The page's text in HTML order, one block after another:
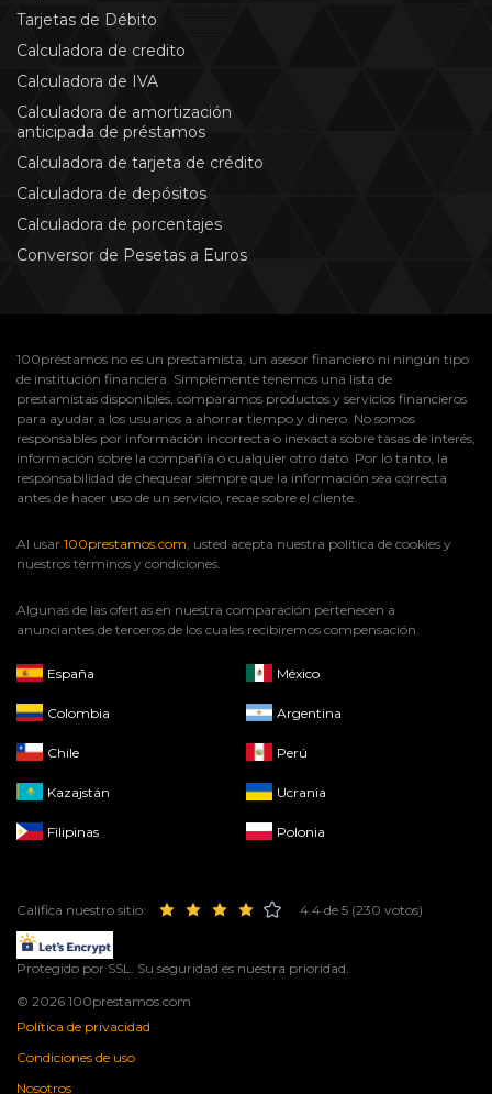
Tarjetas de Débito
Calculadora de credito
Calculadora de IVA
Calculadora de amortización
anticipada de préstamos
Calculadora de tarjeta de crédito
Calculadora de depósitos
Calculadora de porcentajes
Conversor de Pesetas a Euros
100préstamos no es un prestamista, un asesor financiero ni ningún tipo
de institución financiera. Simplemente tenemos una lista de
prestamistas disponibles, comparamos productos y servicios financieros
para ayudar a los usuarios a ahorrar tiempo y dinero. No somos
responsables por información incorrecta o inexacta sobre tasas de interés,
información sobre la compañía o cualquier otro dato. Por lo tanto, la
responsabilidad de chequear siempre que la información sea correcta
antes de hacer uso de un servicio, recae sobre el cliente.
Al usar 100prestamos.com , usted acepta nuestra política de cookies y
nuestros términos y condiciones.
Algunas de las ofertas en nuestra comparación pertenecen a
anunciantes de terceros de los cuales recibiremos compensación.
España México
Colombia Argentina
Chile Perú
Kazajstán Ucrania
Filipinas Polonia
Califica nuestro sitio: 4.4 de 5 (230 votos)
Protegido por SSL. Su seguridad es nuestra prioridad.
© 2026 100prestamos.com
Política de privacidad
Condiciones de uso
Nosotros